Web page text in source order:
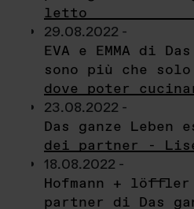
letto
29.08.2022 -
EVA e EMMA di
sono più che
dove poter
23.08.2022 -
Das ganze Leben
dei partner -
18.08.2022 -
Hofmann +
partner di Das